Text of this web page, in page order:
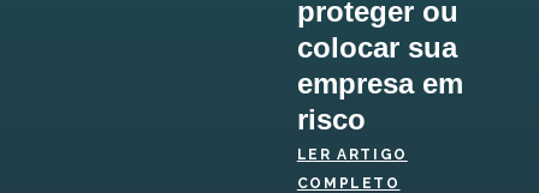
proteger ou
colocar sua
empresa em
risco
LER ARTIGO
COMPLETO